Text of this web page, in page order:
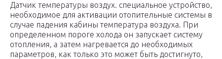
Датчик температуры воздух. специальное устройство,
необходимое для активации отопительные системы в
случае падения кабины температура воздуха. При
определенном пороге холода он запускает систему
отопления, а затем нагревается до необходимых
параметров, как только это может быть достигнуто,